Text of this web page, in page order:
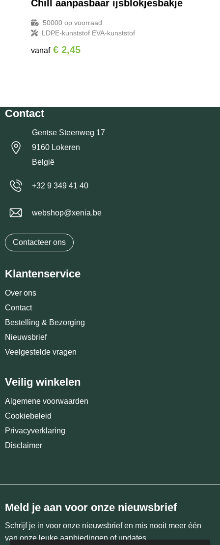
Chill aanpasbaar ijsblokjesbakje
50000op voorraad
LDPE-kunststof EVA-kunststof
vanaf € 2,45
Contact
Gentse Steenweg 17
9160 Lokeren
België
+32 9 349 41 40
webshop@xenia.be
Contacteer ons
Klantenservice
Over ons
Contact
Bestelling & Bezorging
Nieuwsbrief
Veelgestelde vragen
Veilig winkelen
Algemene voorwaarden
Cookiebeleid
Privacyverklaring
Disclaimer
Meld je aan voor onze nieuwsbrief
Schrijf je in voor onze nieuwsbrief en mis nooit meer één
van onze leuke aanbiedingen of updates.